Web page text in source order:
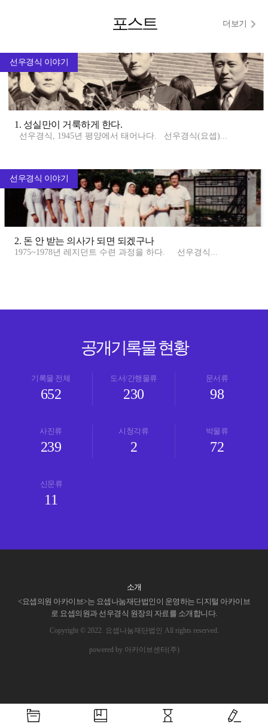
포스트 더보기
선우경식 이야기
1. 성실만이 거룩하게 한다.
선우경식, 1945년 평양에서 태어나다. 선우경식(요셉)...
선우경식 이야기
2. 돈 안 받는 의사가 되면 되겠구나
1975~1978년 레지던트 수련 과정을 하다. 선우경식...
공개기록물 현황
기록물 전체
652
도서/간행물류
230
문서류
98
사진류
239
시청각류
2
박물류
72
신문류
11
소개
<요셉의원 아카이브>는 요셉나눔재단법인이 운영하는 디지털 아카이브
로 요셉의원과 선우경식 원장의 자료를 소개합니다.
Copyright © 2022. 요셉나눔재단법인 All rights reserved.
powered by 아카이브센터(주)